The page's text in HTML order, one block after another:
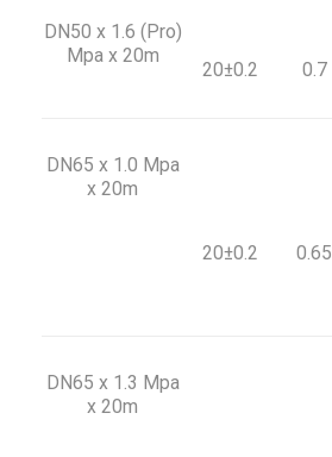
DN50 x 1.6 (Pro)
Mpa x 20m
20±0.2 0.7
DN65 x 1.0 Mpa
x 20m
20±0.2 0.65
DN65 x 1.3 Mpa
x 20m